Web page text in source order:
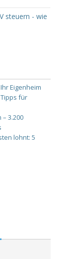
steuern - wie
Eigenheim
für
3.200
lohnt: 5